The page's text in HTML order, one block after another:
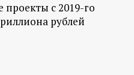
с 2019-го
рублей